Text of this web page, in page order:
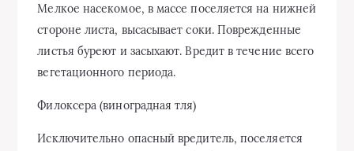
Мелкое на­секомое, в массе поселяется на нижней
стороне листа, высасывает соки. Поврежденные
листья буреют и засыхают. Вредит в тече­ние всего
вегетационного периода.
Филоксера (виноградная тля)
Исключительно опасный вредитель, поселяется